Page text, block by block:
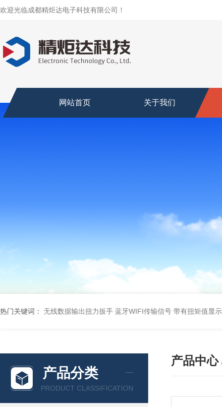
欢迎光临成都精炬达电子科技有限公司！
网站首页 关于我们
热门关键词： 无线数据输出扭力扳手 蓝牙WIFI传输信号 带有扭矩值显
产品分类
PRODUCT CLASSIFICATION
产品中心